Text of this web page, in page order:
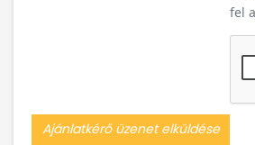
fel
Ajánlatkérő üzenet elküldése